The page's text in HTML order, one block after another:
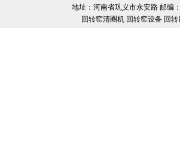
地址：河南省巩义市永安路 邮编
回转窑清圈机 回转窑设备 回